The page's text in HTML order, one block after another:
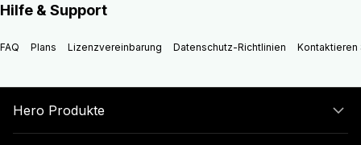
Hilfe & Support
FAQ Plans Lizenzvereinbarung Datenschutz-Richtlinien Kontaktieren
Hero Produkte